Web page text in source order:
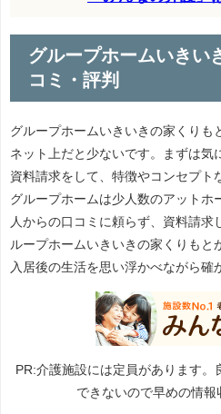
グループホームいきい
コミ・評判
グループホームいきいきの家くりも
ネット上だと少ないです。まずは気
資料請求をして、特徴やコンセプト
グループホームは少人数のアットホ
人からの口コミに頼らず、資料請
ループホームいきいきの家くりもと
入居後の生活を思い浮かべながら確
PR:介護施設には定員があります
できないので早めの情報